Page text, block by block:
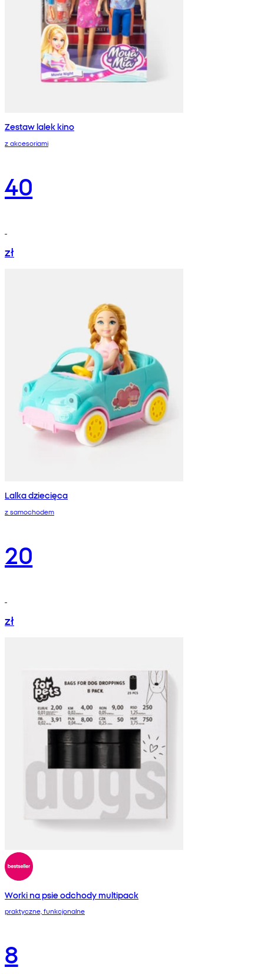
Zestaw lalek kino
z akcesoriami
40
zł
Lalka dziecięca
z samochodem
20
zł
Worki na psie odchody multipack
praktyczne, funkcjonalne
8